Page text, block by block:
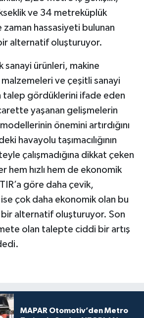
ve 34 metreküplük
zaman hassasiyeti bulunan
alternatif oluşturuyor.
ürünleri, makine
malzemeleri ve çeşitli sanayi
talep gördüklerini ifade eden
yaşanan gelişmelerin
önemini artırdığını
havayolu taşımacılığının
çalışmadığına dikkat çeken
hem hızlı hem de ekonomik
göre daha çevik,
çok daha ekonomik olan bu
bir alternatif oluşturuyor. Son
olan talepte ciddi bir artış
MAPAR Otomotiv’den Metro